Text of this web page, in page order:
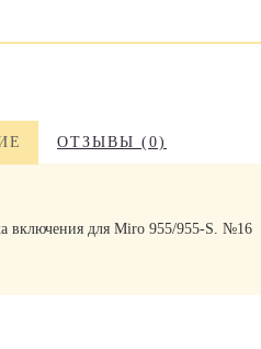
ОТЗЫВЫ (0)
включения для Miro 955/955-S. №16